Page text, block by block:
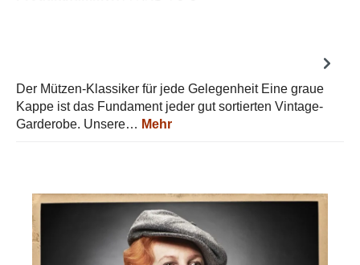
Der Mützen-Klassiker für jede Gelegenheit Eine graue
Kappe ist das Fundament jeder gut sortierten Vintage-
Garderobe. Unsere… Mehr